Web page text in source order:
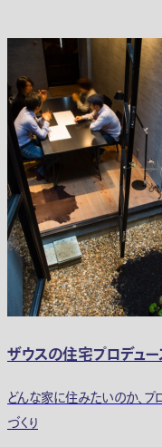
ザウスの住宅プロデュ
どんな家に住みたいのか、プ
づくり